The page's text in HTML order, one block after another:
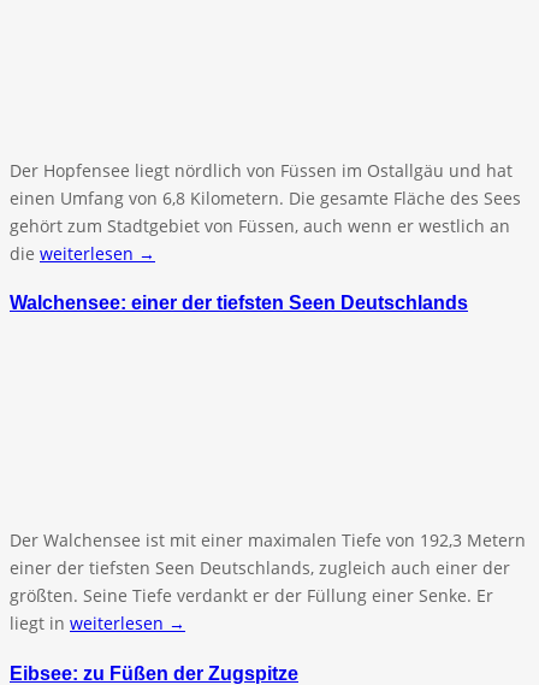
Der Hopfensee liegt nördlich von Füssen im Ostallgäu und hat
einen Umfang von 6,8 Kilometern. Die gesamte Fläche des Sees
gehört zum Stadtgebiet von Füssen, auch wenn er westlich an
die weiterlesen →
Walchensee: einer der tiefsten Seen Deutschlands
Der Walchensee ist mit einer maximalen Tiefe von 192,3 Metern
einer der tiefsten Seen Deutschlands, zugleich auch einer der
größten. Seine Tiefe verdankt er der Füllung einer Senke. Er
liegt in weiterlesen →
Eibsee: zu Füßen der Zugspitze